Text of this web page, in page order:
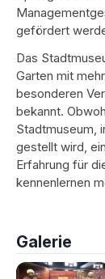
gefördert
Das
Garten mit
besonderen
bekannt.
Stadtmuseum,
gestellt wird,
Erfahrung für
kennenlernen
Galerie